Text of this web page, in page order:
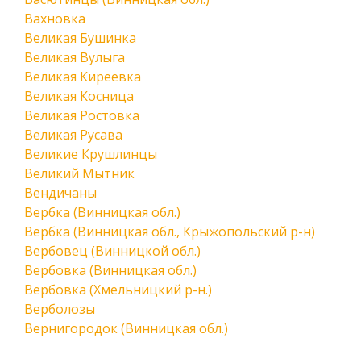
Вахновка
Великая Бушинка
Великая Вулыга
Великая Киреевка
Великая Косница
Великая Ростовка
Великая Русава
Великие Крушлинцы
Великий Мытник
Вендичаны
Вербка (Винницкая обл.)
Вербка (Винницкая обл., Крыжопольский р-н)
Вербовец (Винницкой обл.)
Вербовка (Винницкая обл.)
Вербовка (Хмельницкий р-н.)
Верболозы
Вернигородок (Винницкая обл.)